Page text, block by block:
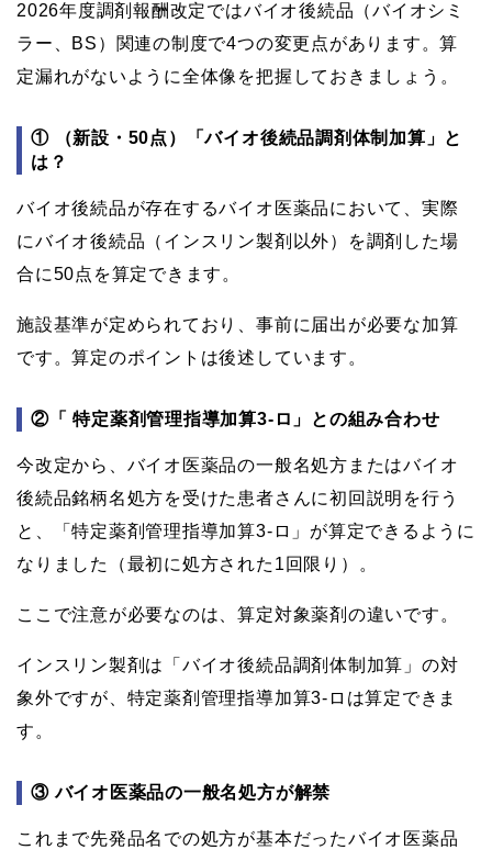
2026年度調剤報酬改定ではバイオ後続品（バイオシミ
ラー、BS）関連の制度で4つの変更点があります。算
定漏れがないように全体像を把握しておきましょう。
① （新設・50点）「バイオ後続品調剤体制加算」と
は？
バイオ後続品が存在するバイオ医薬品において、実際
にバイオ後続品（インスリン製剤以外）を調剤した場
合に50点を算定できます。
施設基準が定められており、事前に届出が必要な加算
です。算定のポイントは後述しています。
②「 特定薬剤管理指導加算3-ロ」との組み合わせ
今改定から、バイオ医薬品の一般名処方またはバイオ
後続品銘柄名処方を受けた患者さんに初回説明を行う
と、「特定薬剤管理指導加算3-ロ」が算定できるように
なりました（最初に処方された1回限り）。
ここで注意が必要なのは、算定対象薬剤の違いです。
インスリン製剤は「バイオ後続品調剤体制加算」の対
象外ですが、特定薬剤管理指導加算3-ロは算定できま
す。
③ バイオ医薬品の一般名処方が解禁
これまで先発品名での処方が基本だったバイオ医薬品